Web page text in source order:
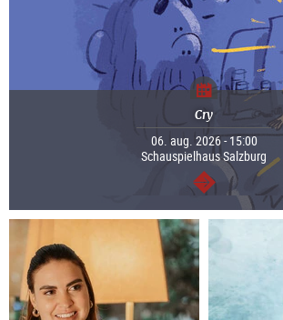
Cry
06. aug. 2026 - 15:00
Schauspielhaus Salzburg
Tovább